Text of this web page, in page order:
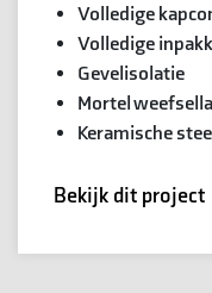
Volledige
Volledige
Gevelisolatie
Mortel
Keramische
Bekijk dit project